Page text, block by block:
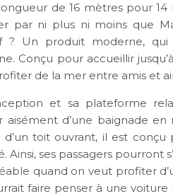
longueur de 16 mètres pour
par ni plus ni moins que
? Un produit moderne,
Conçu pour accueillir
de la mer entre amis et
et sa plateforme
aisément d’une baignade
d’un toit ouvrant, il est
Ainsi, ses passagers
quand on veut profiter
faire penser à une